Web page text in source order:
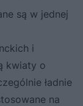
są w jednej
i
kwiaty o
ładnie
na